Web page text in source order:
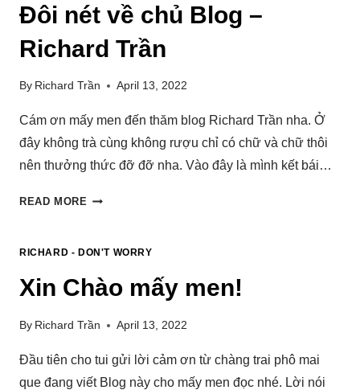
Đôi nét về chủ Blog –
Richard Trần
By Richard Trần April 13, 2022
Cám ơn mấy men đến thăm blog Richard Trần nha. Ở
đây không trà cùng không rượu chỉ có chữ và chữ thôi
nên thưởng thức đỡ đỡ nha. Vào đây là mình kết bái…
READ MORE
RICHARD - DON'T WORRY
Xin Chào mấy men!
By Richard Trần April 13, 2022
Đầu tiên cho tui gửi lời cảm ơn từ chàng trai phô mai
que đang viết Blog này cho mấy men đọc nhé. Lời nói